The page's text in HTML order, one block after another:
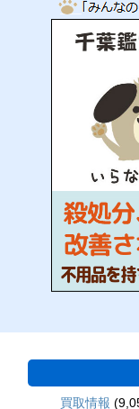
買取情報